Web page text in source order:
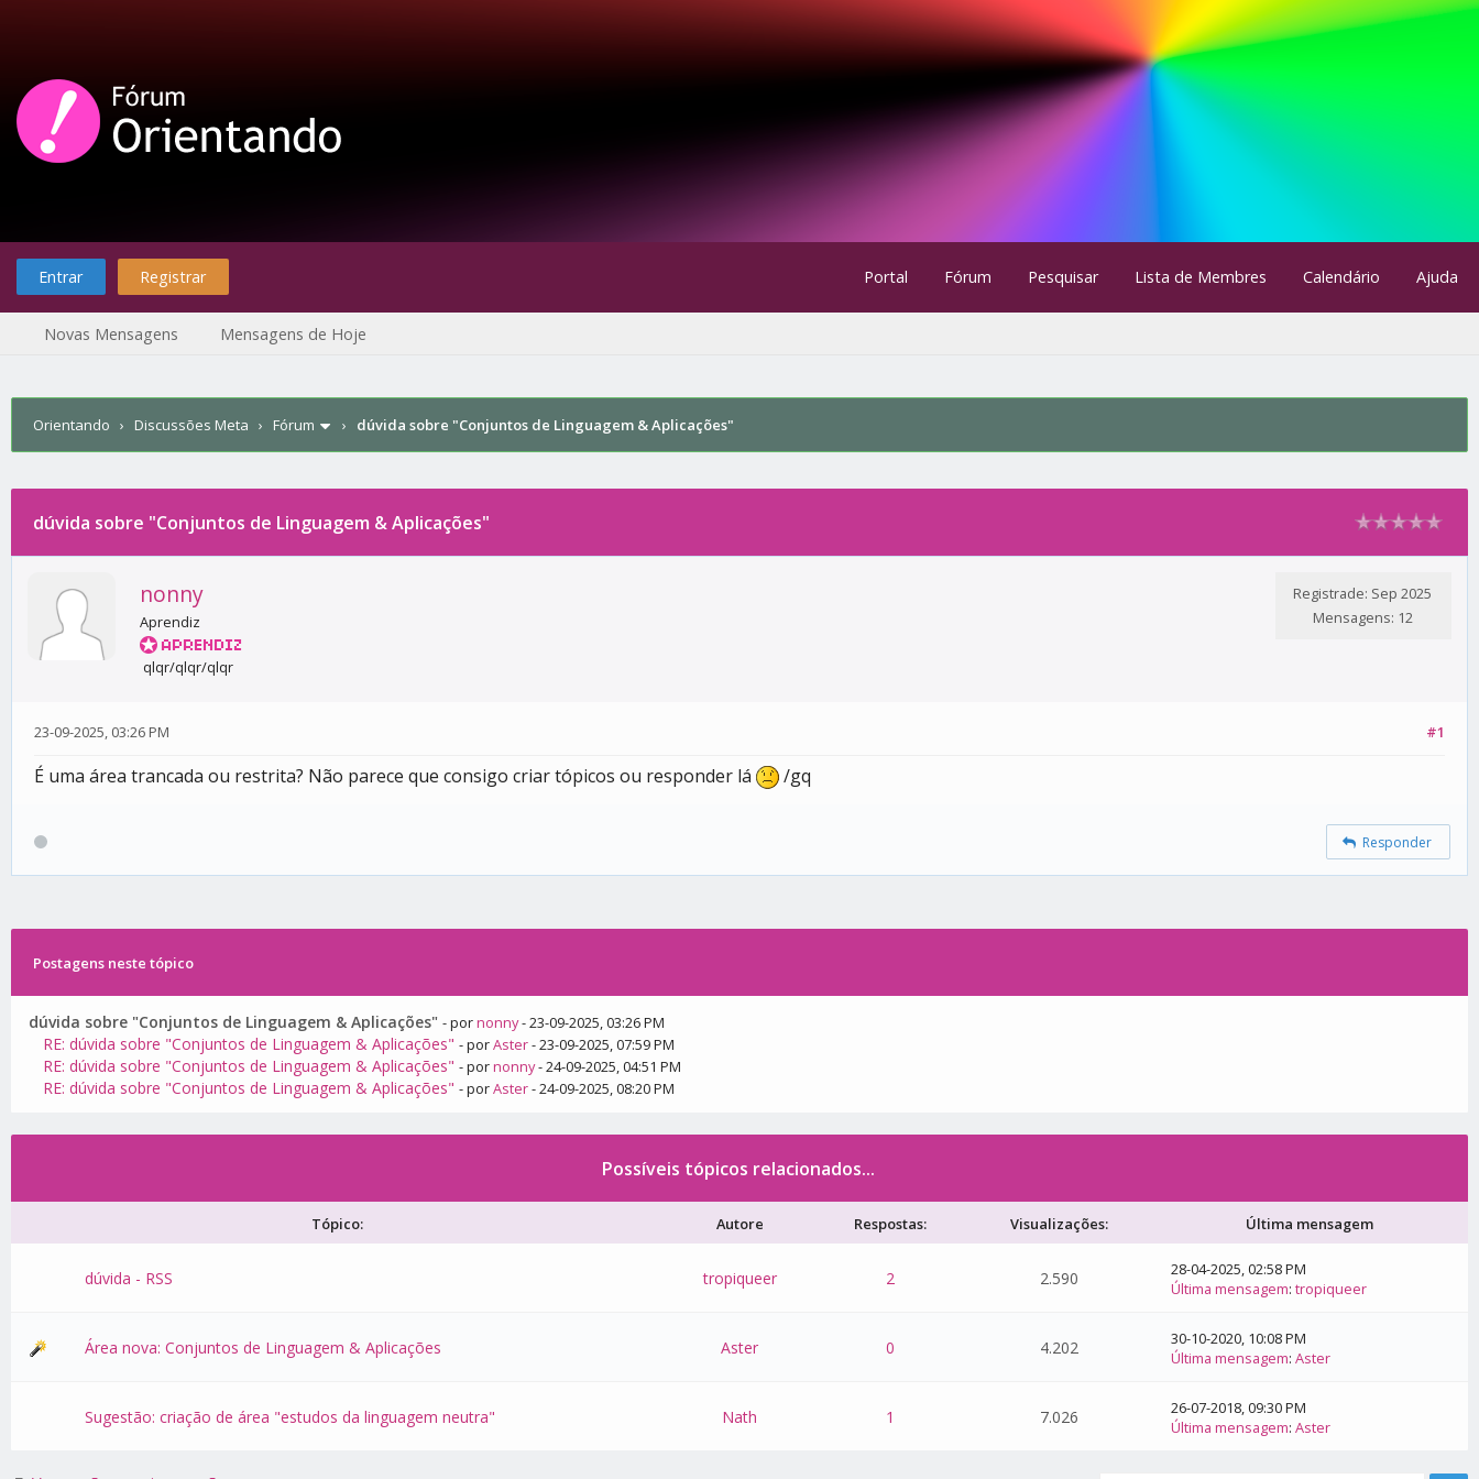
Entrar Registrar Portal Fórum Pesquisar Lista de Membres Calendário Ajuda
Novas Mensagens Mensagens de Hoje
Orientando › Discussões Meta › Fórum › dúvida sobre "Conjuntos de Linguagem & Aplicações"
0 votos - 0 média
1
2
3
4
5
dúvida sobre "Conjuntos de Linguagem & Aplicações"
nonny
Aprendiz
qlqr/qlqr/qlqr
Registrade: Sep 2025
Mensagens: 12
#1
23-09-2025, 03:26 PM
É uma área trancada ou restrita? Não parece que consigo criar tópicos ou responder lá /gq
Responder
Postagens neste tópico
dúvida sobre "Conjuntos de Linguagem & Aplicações" - pornonny- 23-09-2025, 03:26 PM
RE: dúvida sobre "Conjuntos de Linguagem & Aplicações" - porAster- 23-09-2025, 07:59 PM
RE: dúvida sobre "Conjuntos de Linguagem & Aplicações" - pornonny- 24-09-2025, 04:51 PM
RE: dúvida sobre "Conjuntos de Linguagem & Aplicações" - porAster- 24-09-2025, 08:20 PM
Possíveis tópicos relacionados...
Tópico: Autore Respostas: Visualizações: Última mensagem
dúvida - RSS tropiqueer 2 2.590
28-04-2025, 02:58 PM
Última mensagem:tropiqueer
Área nova: Conjuntos de Linguagem & Aplicações Aster 0 4.202
30-10-2020, 10:08 PM
Última mensagem:Aster
Sugestão: criação de área "estudos da linguagem neutra" Nath 1 7.026
26-07-2018, 09:30 PM
Última mensagem:Aster